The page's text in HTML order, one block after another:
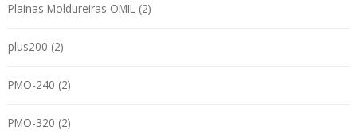
Plainas Moldureiras OMIL (2)
plus200 (2)
PMO-240 (2)
PMO-320 (2)